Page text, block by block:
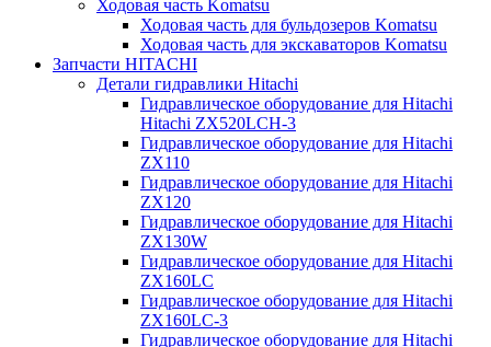
Ходовая часть Komatsu
Ходовая часть для бульдозеров Komatsu
Ходовая часть для экскаваторов Komatsu
Запчасти HITACHI
Детали гидравлики Hitachi
Гидравлическое оборудование для Hitachi
Hitachi ZX520LCH-3
Гидравлическое оборудование для Hitachi
ZX110
Гидравлическое оборудование для Hitachi
ZX120
Гидравлическое оборудование для Hitachi
ZX130W
Гидравлическое оборудование для Hitachi
ZX160LC
Гидравлическое оборудование для Hitachi
ZX160LC-3
Гидравлическое оборудование для Hitachi